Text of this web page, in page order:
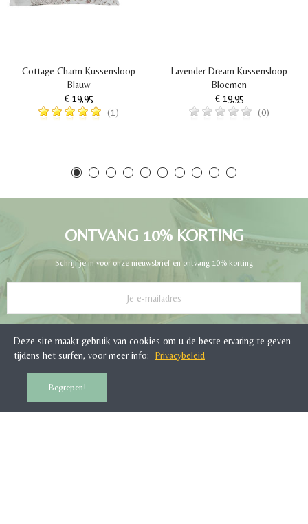
Cottage Charm Kussensloop
Blauw
€ 19,95
(1)
Lavender Dream Kussensloop
Bloemen
€ 19,95
(0)
ONTVANG 10% KORTING
Schrijf je in voor onze nieuwsbrief en ontvang 10% korting
INSCHRIJVEN
Deze site maakt gebruik van cookies om u de beste ervaring te geven
tijdens het surfen, voor meer info:
Privacybeleid
Begrepen!